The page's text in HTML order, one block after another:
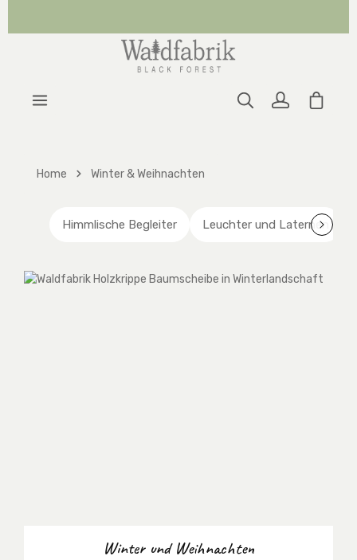
Home Winter & Weihnachten
Himmlische Begleiter Leuchter und Laternen
Winter und Weihnachten